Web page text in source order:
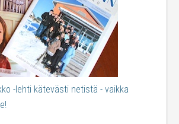
-lehti kätevästi netistä - vaikka